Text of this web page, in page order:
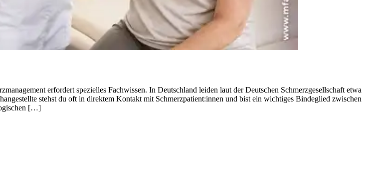
erfordert spezielles Fachwissen. In Deutschland leiden laut der Deutschen Schmerzgesellschaft etwa
stehst du oft in direktem Kontakt mit Schmerzpatient:innen und bist ein wichtiges Bindeglied zwischen
[…]